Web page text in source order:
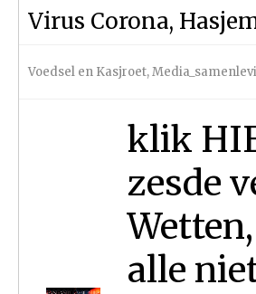
Virus Corona,
Voedsel en Kasjroet,
klik
zesde
alle